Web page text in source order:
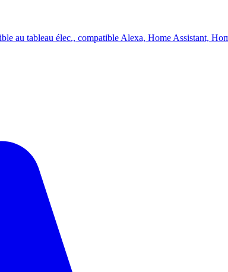
au tableau élec., compatible Alexa, Home Assistant,